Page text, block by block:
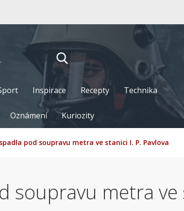
Inspirace Recepty Technika
Oznámení Kuriozity
pod soupravu metra ve stanici I. P. Pavlova
soupravu metra ve